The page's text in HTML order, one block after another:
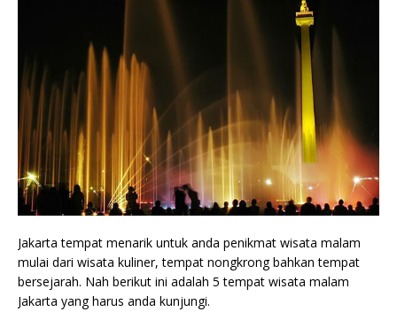
Jakarta tempat menarik untuk anda penikmat wisata malam
mulai dari wisata kuliner, tempat nongkrong bahkan tempat
bersejarah. Nah berikut ini adalah 5 tempat wisata malam
Jakarta yang harus anda kunjungi.